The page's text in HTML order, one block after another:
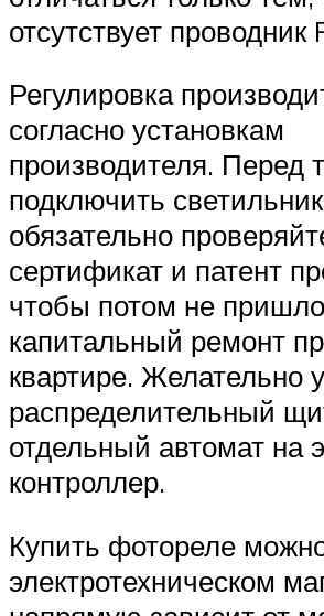
отсутствует проводник
Регулировка
согласно установкам
производителя. Перед
подключить светильник
обязательно
сертификат и патент
чтобы потом не
капитальный ремонт
квартире. Желательно
распределительный
отдельный автомат на
контроллер.
Купить фотореле
электротехническом